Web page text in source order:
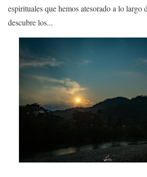
espirituales que hemos atesorado a lo largo
descubre los...